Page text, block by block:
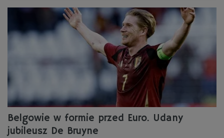
Belgowie w formie przed Euro. Udany
jubileusz De Bruyne